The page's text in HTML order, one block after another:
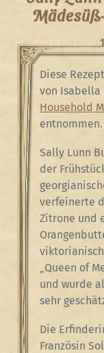
Diese
von Isabella
Household
entnommen.
Sally Lunn
der
verfeinerte
Zitrone und
„Queen of
und wurde
sehr
Die
Französin